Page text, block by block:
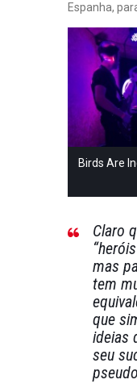
Espanha,
Birds Are
Claro
mas
tem
que
ideias
seu